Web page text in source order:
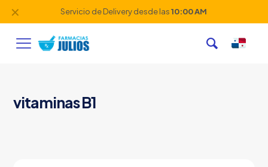
Servicio de Delivery desde las10:00 AM
✕
vitaminas B1